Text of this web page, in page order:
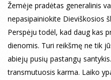
Žemėje pradėtas generalinis
nepasipainiokite Dieviškosios
Perspėju todėl, kad daug kas
dienomis. Turi reikšmę ne tik
abiejų pusių pastangų
transmutuosis karma. Laiko